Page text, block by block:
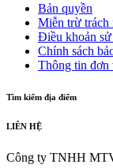
Bản quyền
Miễn trừ trách
Điều khoản
Chính sách
Thông tin đơn
Tìm kiếm địa điểm
LIÊN HỆ
Công ty TNHH